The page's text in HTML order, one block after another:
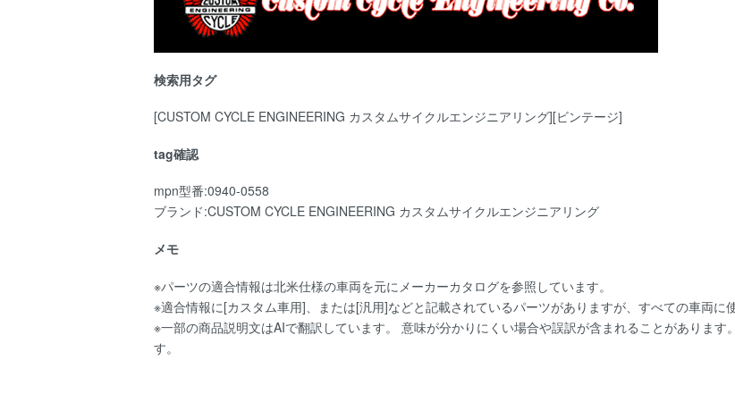
検索用タグ
[CUSTOM CYCLE ENGINEERING カスタムサイクルエンジニアリング][ビンテージ]
tag確認
mpn型番:0940-0558
ブランド:CUSTOM CYCLE ENGINEERING カスタムサイクルエンジニアリング
メモ
※パーツの適合情報は北米仕様の車両を元にメーカーカタログを参照しています。
※適合情報に[カスタム車用]、または[汎用]などと記載されているパーツがありますが、すべての車両に
※一部の商品説明文はAIで翻訳しています。 意味が分かりにくい場合や誤訳が含まれることがありま
す。